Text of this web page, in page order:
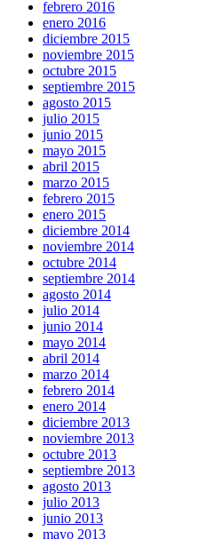
febrero 2016
enero 2016
diciembre 2015
noviembre 2015
octubre 2015
septiembre 2015
agosto 2015
julio 2015
junio 2015
mayo 2015
abril 2015
marzo 2015
febrero 2015
enero 2015
diciembre 2014
noviembre 2014
octubre 2014
septiembre 2014
agosto 2014
julio 2014
junio 2014
mayo 2014
abril 2014
marzo 2014
febrero 2014
enero 2014
diciembre 2013
noviembre 2013
octubre 2013
septiembre 2013
agosto 2013
julio 2013
junio 2013
mayo 2013